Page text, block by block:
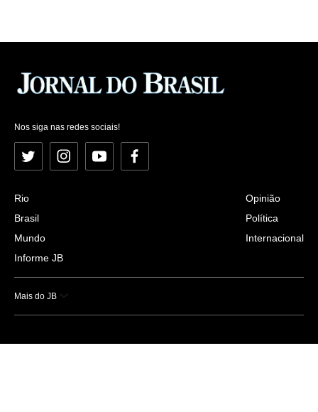
Nos siga nas redes sociais!
Twitter InstagramYouTubeFacebook
Rio
Brasil
Mundo
Informe JB
Opinião
Política
Internacional
Mais do JB
Esportes